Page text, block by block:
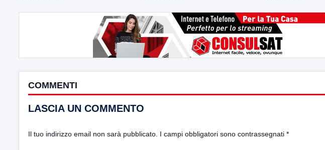
COMMENTI
LASCIA UN COMMENTO
Il tuo indirizzo email non sarà pubblicato. I campi obbligatori sono contrassegnati *